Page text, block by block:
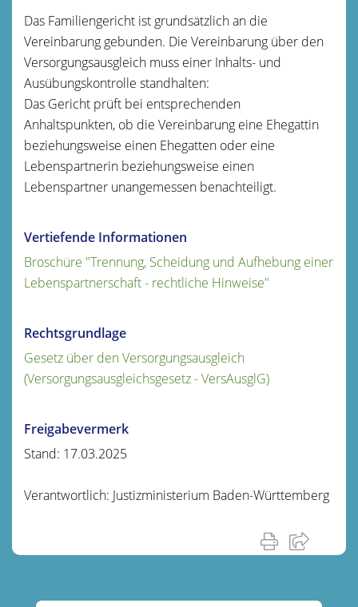
Das Familiengericht ist grundsätzlich an die
Vereinbarung gebunden. Die Vereinbarung über den
Versorgungsausgleich muss einer Inhalts- und
Ausübungskontrolle standhalten:
Das Gericht prüft bei entsprechenden
Anhaltspunkten, ob die Vereinbarung eine Ehegattin
beziehungsweise einen Ehegatten oder eine
Lebenspartnerin beziehungsweise einen
Lebenspartner unangemessen benachteiligt.
Vertiefende Informationen
Broschüre "Trennung, Scheidung und Aufhebung einer
Lebenspartnerschaft - rechtliche Hinweise"
Rechtsgrundlage
Gesetz über den Versorgungsausgleich
(Versorgungsausgleichsgesetz - VersAusglG)
Freigabevermerk
Stand: 17.03.2025
Verantwortlich: Justizministerium Baden-Württemberg